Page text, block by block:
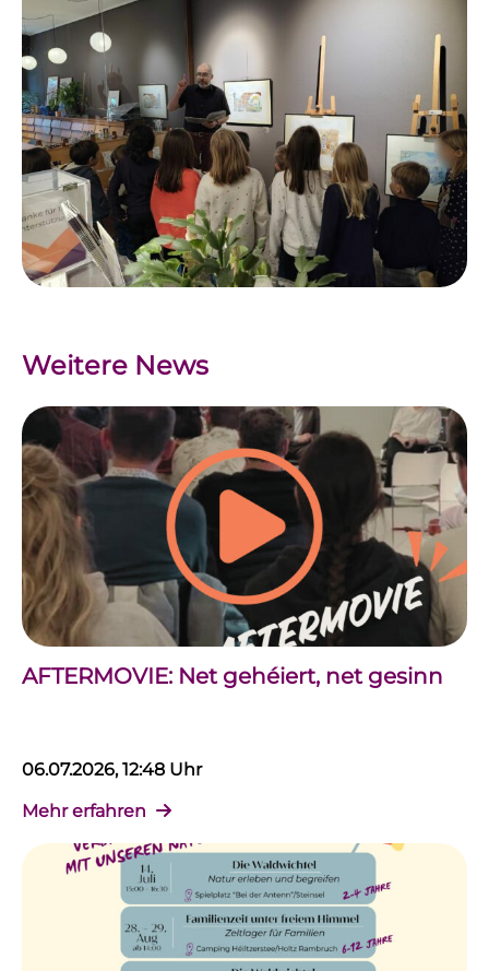
Weitere News
AFTERMOVIE: Net gehéiert, net gesinn
06.07.2026, 12:48 Uhr
Mehr erfahren